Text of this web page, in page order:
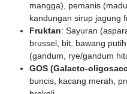
mangga), pemanis
kandungan sirup jagung
Fruktan: Sayuran
brussel, bit, bawang
(gandum, rye/gandum
GOS (Galacto-
buncis, kacang merah,